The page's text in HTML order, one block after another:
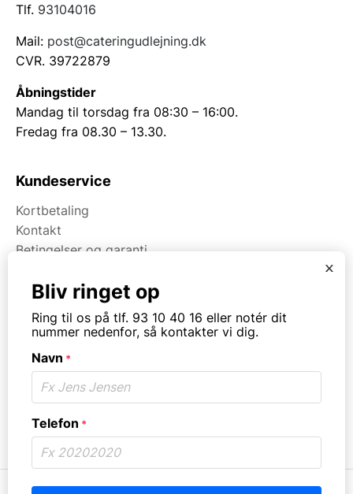
Tlf. 93104016
Mail: post@cateringudlejning.dk
CVR. 39722879
Åbningstider
Mandag til torsdag fra 08:30 – 16:00.
Fredag fra 08.30 – 13.30.
Kundeservice
Kortbetaling
Kontakt
Betingelser og garanti
Om Kpa Udlejning
Om Kpa Group
Fødevaredokumentation
Kategorier
x
Bliv ringet op
Ring til os på tlf. 93 10 40 16 eller notér dit
nummer nedenfor, så kontakter vi dig.
Navn *
Telefon *